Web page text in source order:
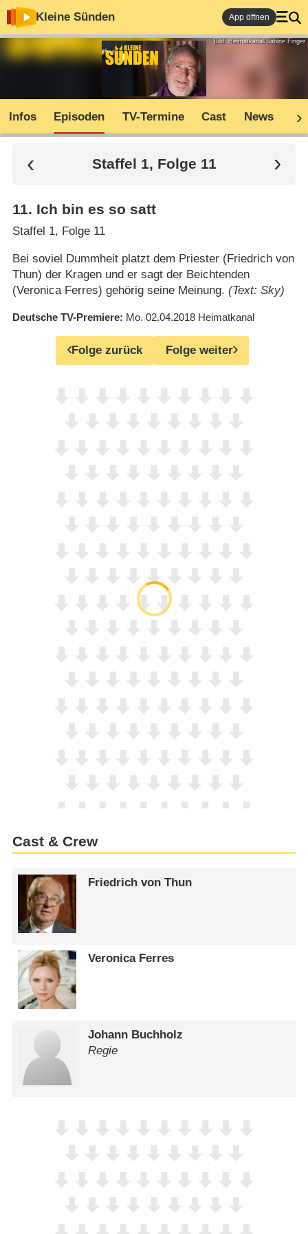
Kleine Sünden App öffnen
Bild: Heimatkanal/Sabine Finger
Infos Episoden TV-Termine Cast News
Staffel 1, Folge 11
11. Ich bin es so satt
Staffel 1, Folge 11
Bei soviel Dummheit platzt dem Priester (Friedrich von
Thun) der Kragen und er sagt der Beichtenden
(Veronica Ferres) gehörig seine Meinung. (Text: Sky)
Deutsche TV-Premiere Mo. 02.04.2018 Heimatkanal
Folge zurück Folge weiter
Cast & Crew
Friedrich von Thun
Veronica Ferres
Johann Buchholz
Regie